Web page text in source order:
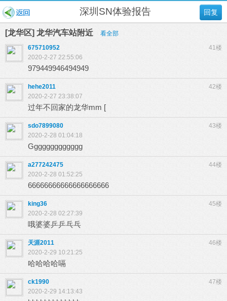
回复
深圳SN体验报告
[龙华区] 龙华汽车站附近
看全部
41楼
675710952
2020-2-27 22:55:06
979449946494949
42楼
hehe2011
2020-2-27 23:38:07
过年不回家的龙华mm [
43楼
sdo7899080
2020-2-28 01:04:18
Ggggggggggggg
44楼
a277242475
2020-2-28 01:52:25
66666666666666666666
45楼
king36
2020-2-28 02:27:39
哦婆婆乒乒乓乓
46楼
天涯2011
2020-2-29 10:21:25
哈哈哈哈嗝
47楼
ck1990
2020-2-29 14:13:43